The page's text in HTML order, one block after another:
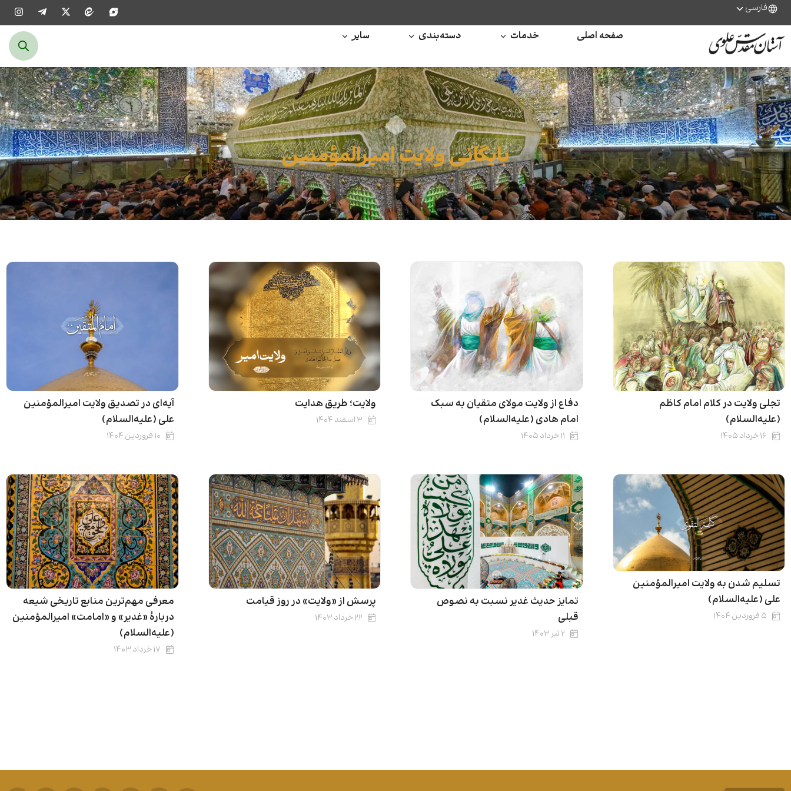
فارسی
صفحه اصلی خدمات دسته‌بندی سایر
بایگانی ولایت امیرالمؤمنین
تجلی ولایت در کلام امام کاظم
(علیه‌السلام)
۱۶ خرداد ۱۴۰۵
دفاع از ولایت مولای متقیان به سبک
امام هادی (علیه‌السلام)
۱۱ خرداد ۱۴۰۵
ولایت؛ طریق هدایت
۳ اسفند ۱۴۰۴
آیه‌ای در تصدیق ولایت امیرالمؤمنین
علی (علیه‌السلام)
۱۰ فروردین ۱۴۰۴
تسلیم ‌شدن به ولایت امیرالمؤمنین
علی (علیه‌السلام)
۵ فروردین ۱۴۰۴
تمایز حدیث غدیر نسبت به نصوص
قبلی
۲ تیر ۱۴۰۳
پرسش از «ولایت» در روز قیامت
۲۲ خرداد ۱۴۰۳
معرفی مهم‌ترین منابع تاریخی شیعه
دربارۀ «غدیر» و «امامت» امیرالمؤمنین
(علیه‌السلام)
۱۷ خرداد ۱۴۰۳